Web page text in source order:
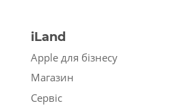
iLand
Apple для бізнесу
Магазин
Сервіс